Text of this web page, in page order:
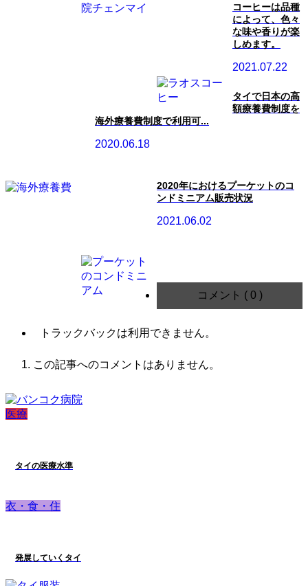
コーヒーは品種
によって、色々
な味や香りが楽
しめます。
2021.07.22
タイで日本の高
額療養費制度を
海外療養費制度で利用可...
2020.06.18
2020年におけるプーケットのコ
ンドミニアム販売状況
2021.06.02
コメント ( 0 )
トラックバックは利用できません。
この記事へのコメントはありません。
医療
タイの医療水準
衣・食・住
発展していくタイ